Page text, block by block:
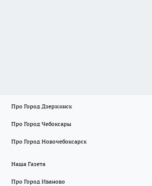
Про Город Дзержинск
Про Город Чебоксары
Про Город Новочебоксарск
Наша Газета
Про Город Иваново